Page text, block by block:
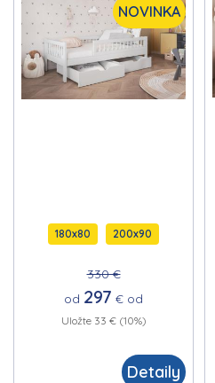
NOVINKA
priestorom na
posteľnú bielizeň
180x80 200x90
330 €
od 297 € od
Uložte 33 € (10%)
Detaily